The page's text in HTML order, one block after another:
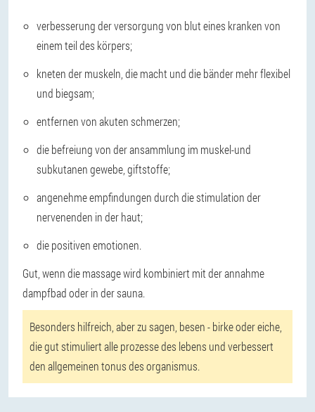
verbesserung der versorgung von blut eines kranken von
einem teil des körpers;
kneten der muskeln, die macht und die bänder mehr flexibel
und biegsam;
entfernen von akuten schmerzen;
die befreiung von der ansammlung im muskel-und
subkutanen gewebe, giftstoffe;
angenehme empfindungen durch die stimulation der
nervenenden in der haut;
die positiven emotionen.
Gut, wenn die massage wird kombiniert mit der annahme
dampfbad oder in der sauna.
Besonders hilfreich, aber zu sagen, besen - birke oder eiche,
die gut stimuliert alle prozesse des lebens und verbessert
den allgemeinen tonus des organismus.